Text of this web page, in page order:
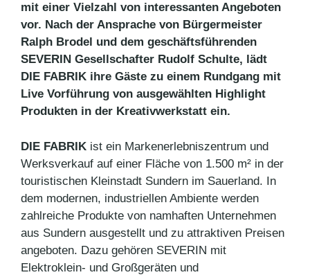
mit einer Vielzahl von interessanten Angeboten
vor. Nach der Ansprache von Bürgermeister
Ralph Brodel und dem geschäftsführenden
SEVERIN Gesellschafter Rudolf Schulte, lädt
DIE FABRIK ihre Gäste zu einem Rundgang mit
Live Vorführung von ausgewählten Highlight
Produkten in der Kreativwerkstatt ein.
DIE FABRIK ist ein Markenerlebniszentrum und
Werksverkauf auf einer Fläche von 1.500 m² in der
touristischen Kleinstadt Sundern im Sauerland. In
dem modernen, industriellen Ambiente werden
zahlreiche Produkte von namhaften Unternehmen
aus Sundern ausgestellt und zu attraktiven Preisen
angeboten. Dazu gehören SEVERIN mit
Elektroklein- und Großgeräten und